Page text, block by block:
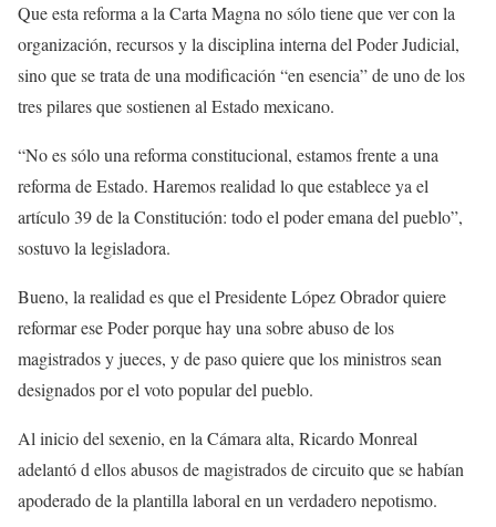
Que esta reforma a la Carta Magna no sólo tiene que ver con la
organización, recursos y la disciplina interna del Poder Judicial,
sino que se trata de una modificación “en esencia” de uno de los
tres pilares que sostienen al Estado mexicano.
“No es sólo una reforma constitucional, estamos frente a una
reforma de Estado. Haremos realidad lo que establece ya el
artículo 39 de la Constitución: todo el poder emana del pueblo”,
sostuvo la legisladora.
Bueno, la realidad es que el Presidente López Obrador quiere
reformar ese Poder porque hay una sobre abuso de los
magistrados y jueces, y de paso quiere que los ministros sean
designados por el voto popular del pueblo.
Al inicio del sexenio, en la Cámara alta, Ricardo Monreal
adelantó d ellos abusos de magistrados de circuito que se habían
apoderado de la plantilla laboral en un verdadero nepotismo.